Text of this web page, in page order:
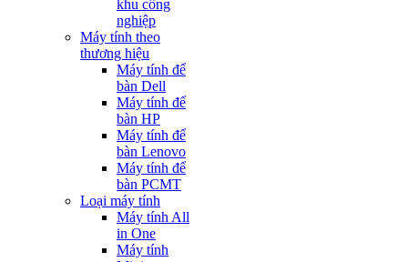
khu công
nghiệp
Máy tính theo
thương hiệu
Máy tính để
bàn Dell
Máy tính để
bàn HP
Máy tính để
bàn Lenovo
Máy tính để
bàn PCMT
Loại máy tính
Máy tính All
in One
Máy tính